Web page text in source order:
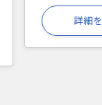
詳細